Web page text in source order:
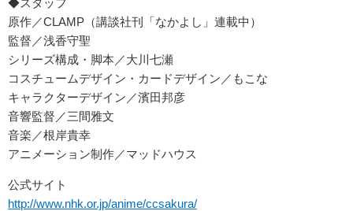
原作／CLAMP（講談社刊「なかよし」連載中）
監督／浅香守聖
シリーズ構成・脚本／大川七瀬
コスチュームデザイン・カードデザイン／もこな
キャラクターデザイン／濱田邦彦
音響監督／三間雅文
音楽／根岸貴幸
アニメーション制作／マッドハウス
公式サイト
http://www.nhk.or.jp/anime/ccsakura/